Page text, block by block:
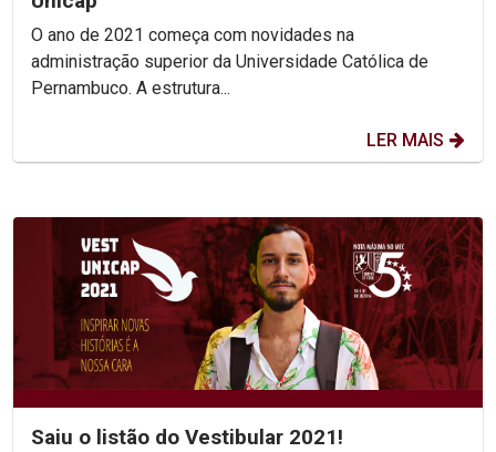
O ano de 2021 começa com novidades na
administração superior da Universidade Católica de
Pernambuco. A estrutura...
LER MAIS
Saiu o listão do Vestibular 2021!